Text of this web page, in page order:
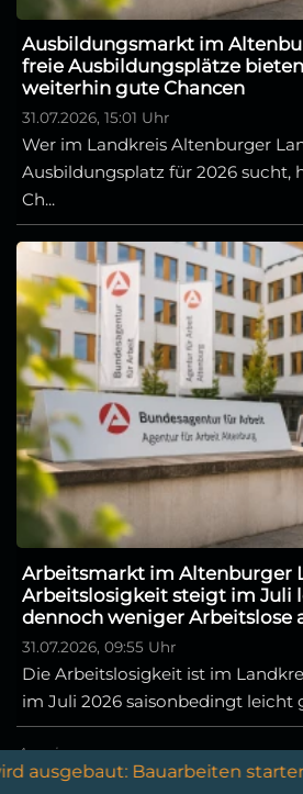
Ausbildungsmarkt im
freie Ausbildungsplätze
weiterhin gute Chancen
31.07.2026, 15:01 Uhr
Wer im Landkreis Altenburger
Ausbildungsplatz für 2026 sucht,
Ch...
Arbeitsmarkt im Altenburger
Arbeitslosigkeit steigt im Juli
dennoch weniger Arbeitslose
31.07.2026, 09:55 Uhr
Die Arbeitslosigkeit ist im
im Juli 2026 saisonbedingt leicht
Anzeige
Bauarbeiten starten am 10.